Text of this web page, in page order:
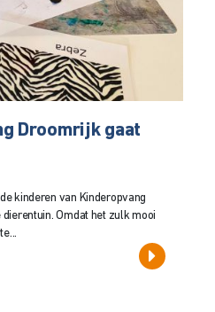
Droomrijk gaat
kinderen van Kinderopvang
Omdat het zulk mooi